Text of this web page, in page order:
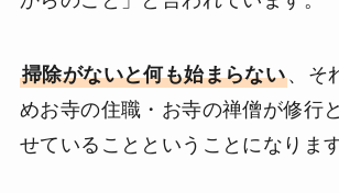
掃除がないと何も始まらない、そ
めお寺の住職・お寺の禅僧が修行
せていることということになります